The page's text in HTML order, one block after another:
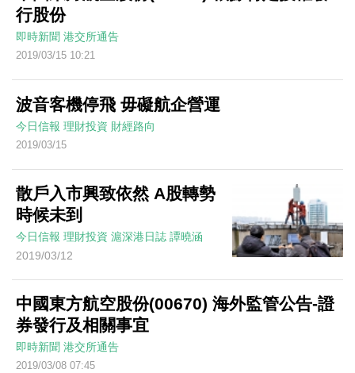
行股份
即時新聞 港交所通告
2019/03/15 10:21
波音客機停飛 毋礙航企營運
今日信報 理財投資 財經路向
2019/03/15
散戶入市興致依然 A股轉勢
時候未到
今日信報 理財投資 滬深港日誌 譚曉涵
2019/03/12
中國東方航空股份(00670) 海外監管公告-證
券發行及相關事宜
即時新聞 港交所通告
2019/03/08 07:45